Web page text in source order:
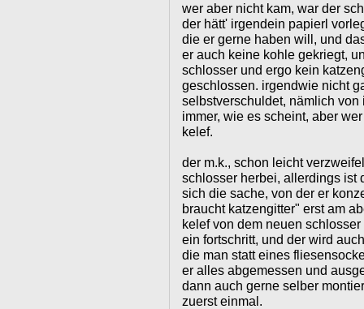
wer aber nicht kam, war der
der hätt' irgendein papierl
die er gerne haben will, und
er auch keine kohle gekriegt,
schlosser und ergo kein
geschlossen. irgendwie nicht
selbstverschuldet, nämlich
immer, wie es scheint, aber
kelef.
der m.k., schon leicht
schlosser herbei, allerdings ist
sich die sache, von der er
braucht katzengitter" erst am
kelef von dem neuen
ein fortschritt, und der wird
die man statt eines
er alles abgemessen und
dann auch gerne selber
zuerst einmal.